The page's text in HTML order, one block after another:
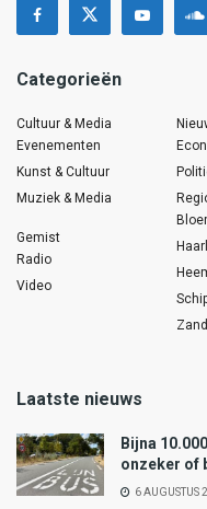
Categorieën
Cultuur & Media
Evenementen
Kunst & Cultuur
Muziek & Media
Gemist
Radio
Video
Laatste nieuws
Bijna
onzeker of
6 AUGUSTUS